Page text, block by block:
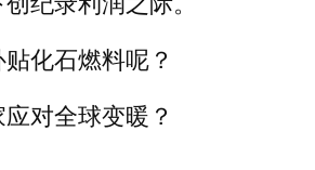
化石燃料呢？
对全球变暖？